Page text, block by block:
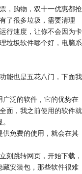
，购物，双十一优惠都抢
了很多垃圾，需要清理
行速度，让你不会因为卡
垃圾软件哪个好，电脑系
能也是五花八门，下面我
广泛的软件，它的优势在
面，我之前使用的软件就
供免费的使用，就会在其
刻跳转网页，开始下载，
藏安装包，那些软件很难